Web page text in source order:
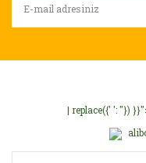
| replace({' ': ''})